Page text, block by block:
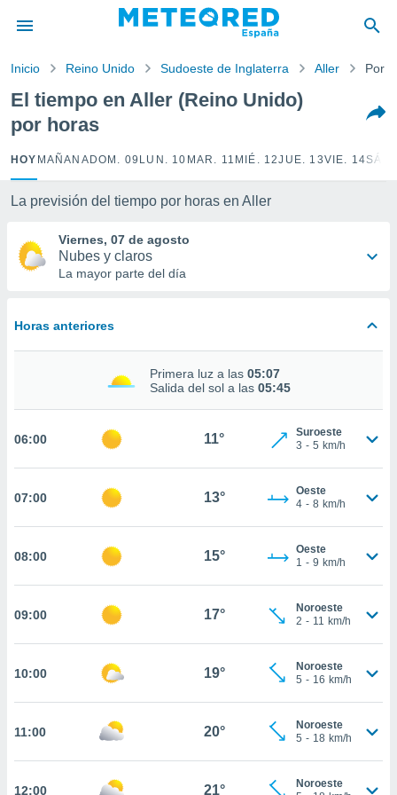
por
para
la
calidad.
a este
las
y
forma
basada
coste.
botón
a la
todas
ya sean
nos
en
perfil
y
CONTINUAR
Inicio Reino Unido Sudoeste de Inglaterra Aller Por
El tiempo en Aller (Reino Unido)
por horas
HOY MAÑANA DOM. 09 LUN. 10 MAR. 11 MIÉ. 12JUE. 13VIE. 14
La previsión del tiempo por horas en Aller
Viernes, 07 de agosto
Nubes y claros
La mayor parte del día
Horas anteriores
Primera luz a las 05:07
Salida del sol a las 05:45
06:00 11°
Suroeste
3 - 5 km/h
07:00 13°
Oeste
4 - 8 km/h
08:00 15°
Oeste
1 - 9 km/h
09:00 17°
Noroeste
2 - 11 km/h
10:00 19°
Noroeste
5 - 16 km/h
11:00 20°
Noroeste
5 - 18 km/h
12:00 21°
Noroeste